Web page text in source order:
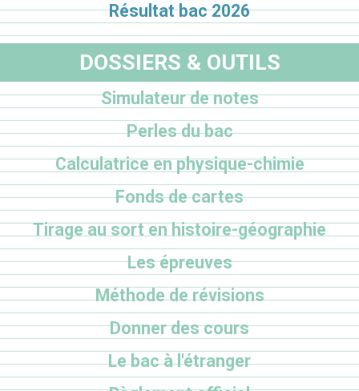
Résultat bac 2026
DOSSIERS & OUTILS
Simulateur de notes
Perles du bac
Calculatrice en physique-chimie
Fonds de cartes
Tirage au sort en histoire-géographie
Les épreuves
Méthode de révisions
Donner des cours
Le bac à l'étranger